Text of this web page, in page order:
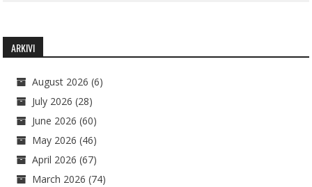
ARKIVI
August 2026 (6)
July 2026 (28)
June 2026 (60)
May 2026 (46)
April 2026 (67)
March 2026 (74)